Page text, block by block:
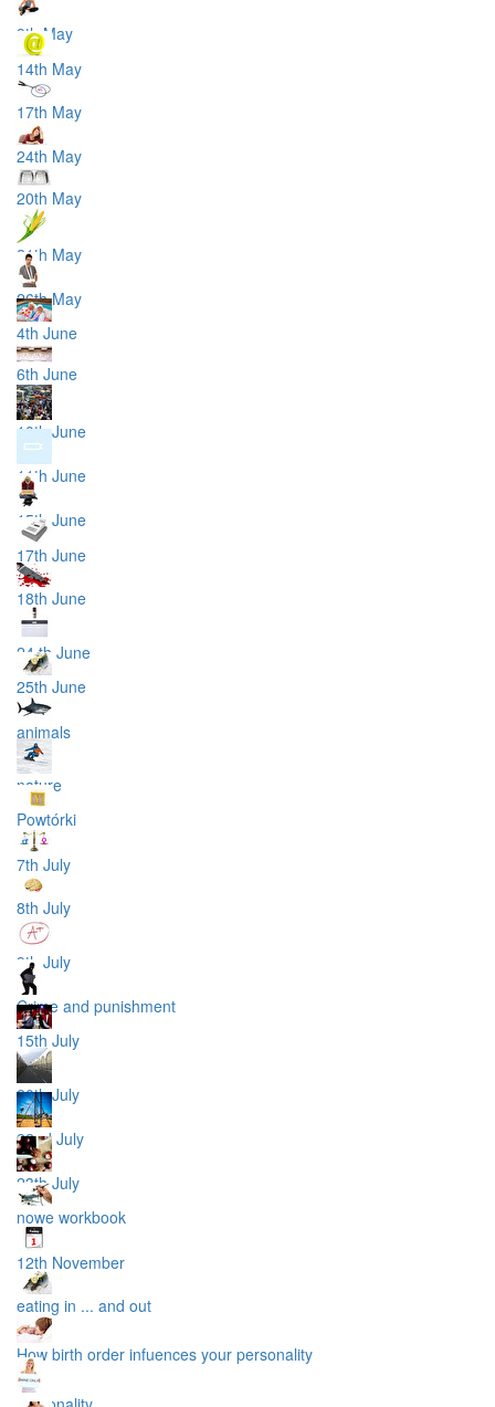
9th May
14th May
17th May
24th May
20th May
21th May
26th May
4th June
6th June
10th June
11th June
15th June
17th June
18th June
24 th June
25th June
animals
nature
Powtórki
7th July
8th July
9th July
Crime and punishment
15th July
20th July
22nd July
23th July
nowe workbook
12th November
eating in ... and out
How birth order infuences your personality